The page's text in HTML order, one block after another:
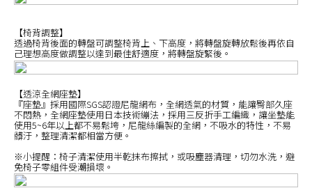
【椅背調整】
透過椅背後面的轉盤可調整椅背上、下高度，將轉盤旋轉放鬆後再依自
己理想高度做調整以達到最佳舒適度，將轉盤旋緊後。
【透涼全網座墊】
『座墊』採用國際SGS認證尼龍網布，全網透氣的材質，能讓臀部久座
不悶熱，全網座墊使用日本技術繃法，採用三反折手工編織，讓坐墊能
使用5~6年以上都不易鬆垮，尼龍絲編製的全網，不吸水的特性，不易
髒汙，整理清潔都相當方便。
※小提醒：椅子清潔使用半乾抹布擦拭，或吸塵器清理，切勿水洗，避
免椅子零組件受潮損壞。